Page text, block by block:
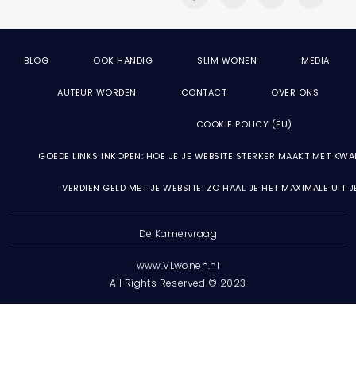
BLOG OOK HANDIG SLIM WONEN MEDIA
AUTEUR WORDEN CONTACT OVER ONS
COOKIE POLICY (EU)
GOEDE LINKS INKOPEN: HOE JE JE WEBSITE STERKER MAAKT MET
VERDIEN GELD MET JE WEBSITE: ZO HAAL JE HET MAXIMALE UIT
De Kamervraag
www.VLwonen.nl
All Rights Reserved © 2023